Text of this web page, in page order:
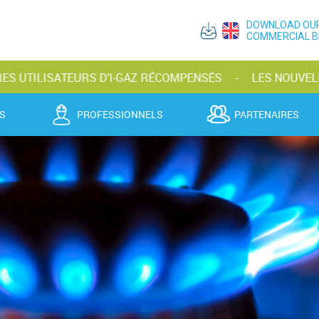
DOWNLOAD
COMMERCIAL
D’I-GAZ RÉCOMPENSÉS LES NOUVELLES
PROFESSIONNELS PARTENAIRES